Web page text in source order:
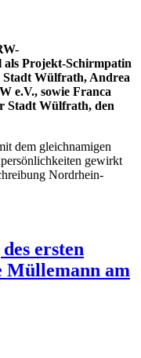
als Projekt-Schirmpatin
Stadt Wülfrath, Andrea
e.V., sowie Franca
Stadt Wülfrath, den
dem gleichnamigen
gewirkt
Nordrhein-
ersten
Müllemann am